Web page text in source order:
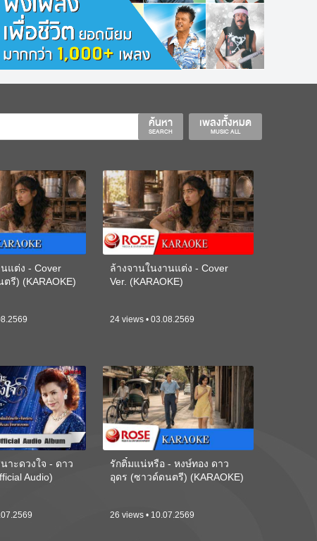
เพลงทั้งหมด
MUSIC ALL
ค้นหา
SEARCH
แต่ง - Cover
รี) (KARAOKE)
ล้างจานในงานแต่ง - Cover
Ver. (KARAOKE)
24 views • 03.08.2569
นาะดวงใจ - ดาว
Audio)
รักติ๋มแน่หรือ - หงษ์ทอง ดาว
อุดร (ซาวด์ดนตรี) (KARAOKE)
26 views • 10.07.2569